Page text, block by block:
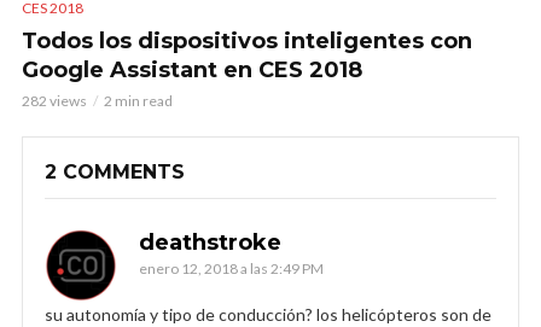
CES 2018
Todos los dispositivos inteligentes con
Google Assistant en CES 2018
282 views 2 min read
2 COMMENTS
deathstroke
enero 12, 2018 a las 2:49 PM
su autonomía y tipo de conducción? los helicópteros son de